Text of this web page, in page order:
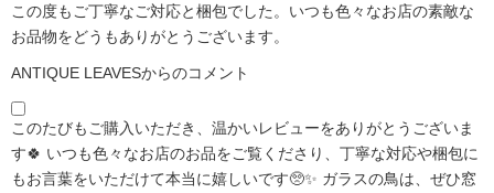
この度もご丁寧なご対応と梱包でした。いつも色々なお店の素敵な
お品物をどうもありがとうございます。
ANTIQUE LEAVESからのコメント
このたびもご購入いただき、温かいレビューをありがとうございま
す🍀 いつも色々なお店のお品をご覧くださり、丁寧な対応や梱包に
もお言葉をいただけて本当に嬉しいです🥺✨ ガラスの鳥は、ぜひ窓